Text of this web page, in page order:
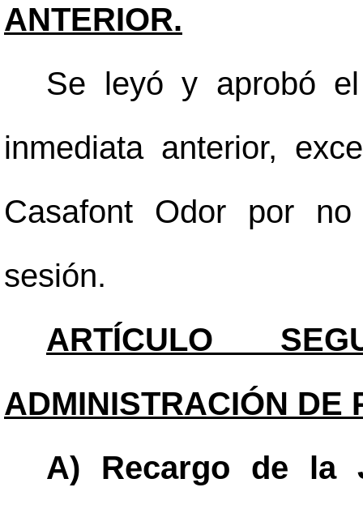
ANTERIOR.
Se leyó y aprobó
inmediata anterior,
Casafont Odor por
sesión.
ARTÍCULO
ADMINISTRACIÓN DE
A) Recargo de la